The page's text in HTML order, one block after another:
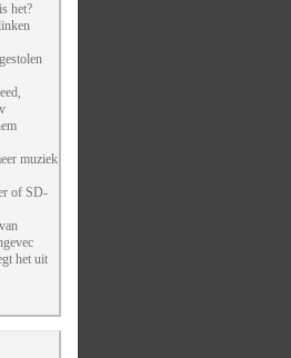
het?
muziek
of SD-
het uit